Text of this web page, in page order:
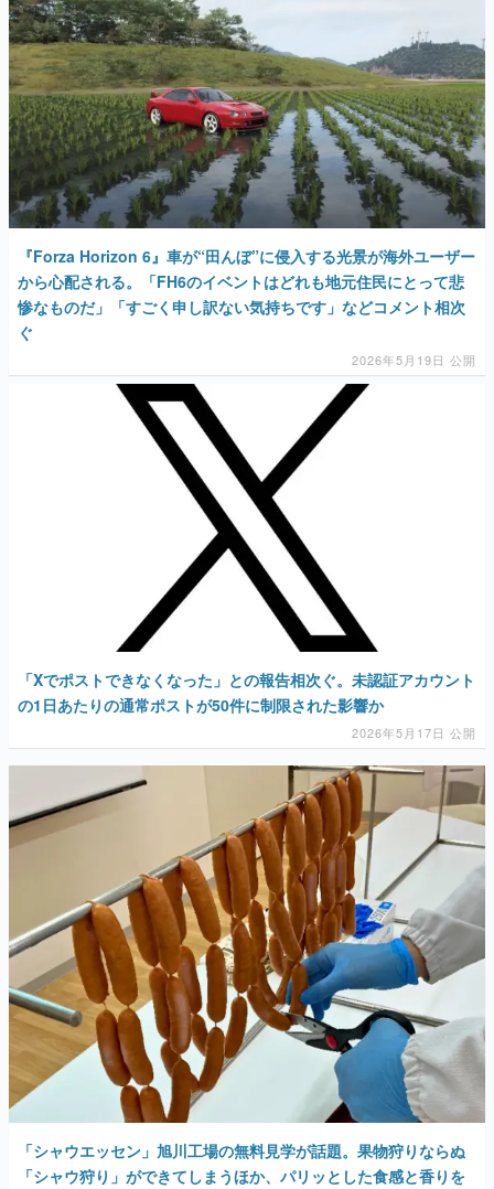
『Forza Horizon 6』車が“田んぼ”に侵入する光景が海外ユーザー
から心配される。「FH6のイベントはどれも地元住民にとって悲
惨なものだ」「すごく申し訳ない気持ちです」などコメント相次
ぐ
2026年5月19日 公開
「Xでポストできなくなった」との報告相次ぐ。未認証アカウント
の1日あたりの通常ポストが50件に制限された影響か
2026年5月17日 公開
「シャウエッセン」旭川工場の無料見学が話題。果物狩りならぬ
「シャウ狩り」ができてしまうほか、パリッとした食感と香りを